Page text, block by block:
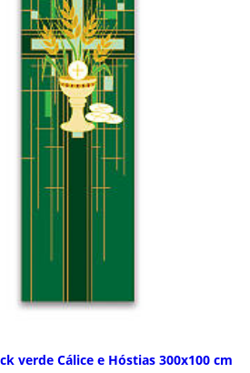
verde Cálice e Hóstias 300x100 cm